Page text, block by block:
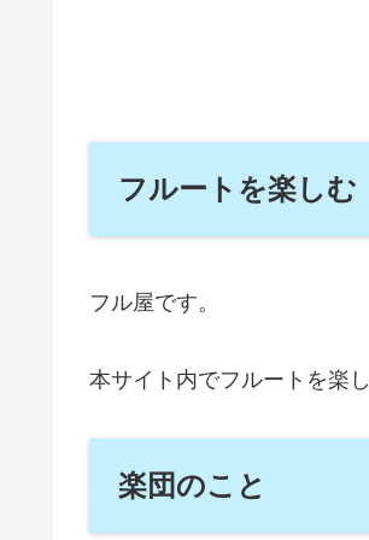
フルートを楽しむ
フル屋です。
本サイト内でフルートを楽
楽団のこと